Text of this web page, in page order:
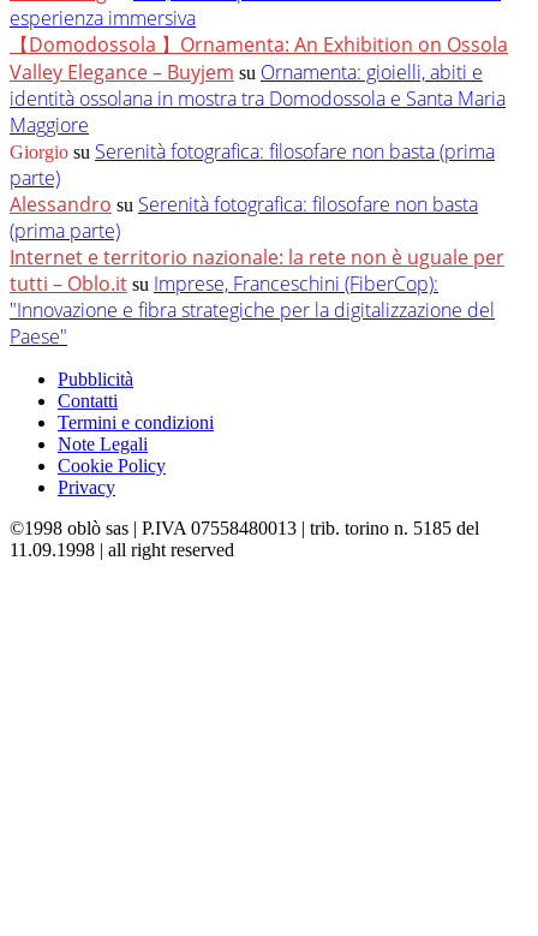
esperienza immersiva
【Domodossola 】Ornamenta: An Exhibition on Ossola
Valley Elegance – Buyjem su Ornamenta: gioielli, abiti e
identità ossolana in mostra tra Domodossola e Santa Maria
Maggiore
Giorgio su Serenità fotografica: filosofare non basta (prima
parte)
Alessandro su Serenità fotografica: filosofare non basta
(prima parte)
Internet e territorio nazionale: la rete non è uguale per
tutti – Oblo.it su Imprese, Franceschini (FiberCop):
"Innovazione e fibra strategiche per la digitalizzazione del
Paese"
Pubblicità
Contatti
Termini e condizioni
Note Legali
Cookie Policy
Privacy
©1998 oblò sas | P.IVA 07558480013 | trib. torino n. 5185 del
11.09.1998 | all right reserved